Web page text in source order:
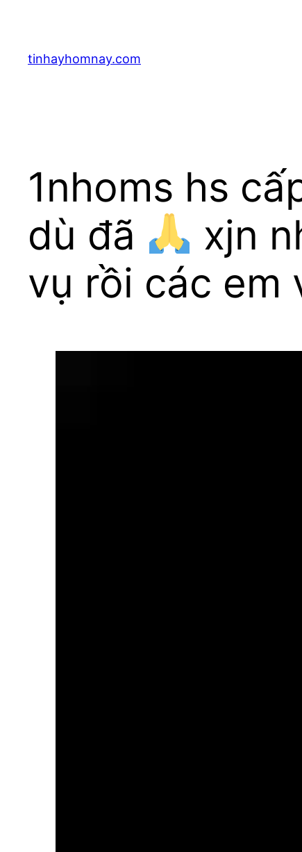
content
tinhayhomnay.com
1nhoms hs
dù đã
xjn
vụ rồi các em